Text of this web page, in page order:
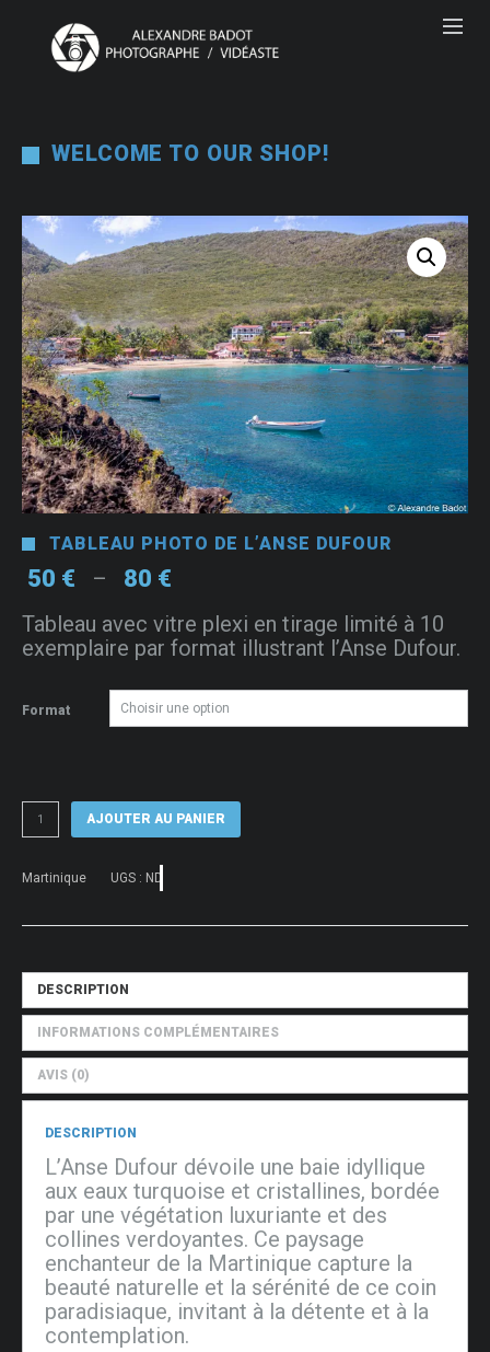
WELCOME TO OUR SHOP!
TABLEAU PHOTO DE L’ANSE DUFOUR
50 € – 80 €
prix :
50 €
80 €
Tableau avec vitre plexi en tirage limité à 10
exemplaire par format illustrant l’Anse Dufour.
Format
de
AJOUTER AU PANIER
Martinique UGS : ND
DESCRIPTION
INFORMATIONS COMPLÉMENTAIRES
AVIS (0)
DESCRIPTION
L’Anse Dufour dévoile une baie idyllique
aux eaux turquoise et cristallines, bordée
par une végétation luxuriante et des
collines verdoyantes. Ce paysage
enchanteur de la Martinique capture la
beauté naturelle et la sérénité de ce coin
paradisiaque, invitant à la détente et à la
contemplation.